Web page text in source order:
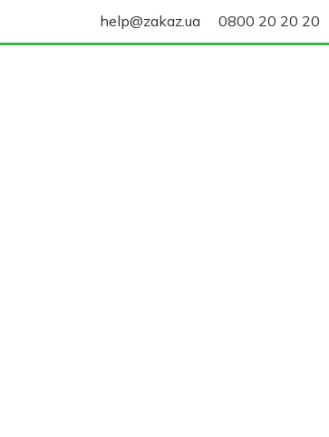
help@zakaz.ua 0800 20 20 20